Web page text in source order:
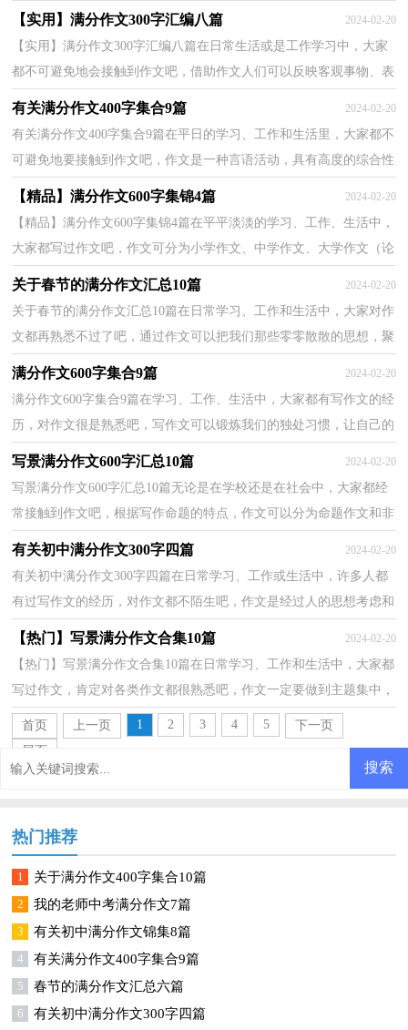
问题来了，到底应如何写一篇优秀的作文呢？下面是小...
【实用】满分作文300字汇编八篇 2024-02-20
【实用】满分作文300字汇编八篇在日常生活或是工作学习中，大家
都不可避免地会接触到作文吧，借助作文人们可以反映客观事物、表
达思想感情、传递知识信息。你所见过的作文是什...
有关满分作文400字集合9篇 2024-02-20
有关满分作文400字集合9篇在平日的学习、工作和生活里，大家都不
可避免地要接触到作文吧，作文是一种言语活动，具有高度的综合性
和创造性。那么，怎么去写作文呢？以下是小编整理的满...
【精品】满分作文600字集锦4篇 2024-02-20
【精品】满分作文600字集锦4篇在平平淡淡的学习、工作、生活中，
大家都写过作文吧，作文可分为小学作文、中学作文、大学作文（论
关于春节的满分作文汇总10篇 2024-02-20
关于春节的满分作文汇总10篇在日常学习、工作和生活中，大家对作
文都再熟悉不过了吧，通过作文可以把我们那些零零散散的思想，聚
集在一块。相信写作文是一个让许多人都头痛的问题...
满分作文600字集合9篇 2024-02-20
满分作文600字集合9篇在学习、工作、生活中，大家都有写作文的经
历，对作文很是熟悉吧，写作文可以锻炼我们的独处习惯，让自己的
心静下来，思考自己未来的方向。那么，怎么去写作文呢？下...
写景满分作文600字汇总10篇 2024-02-20
写景满分作文600字汇总10篇无论是在学校还是在社会中，大家都经
常接触到作文吧，根据写作命题的特点，作文可以分为命题作文和非
命题作文。你所见过的作文是什么样的呢？下面是小编...
有关初中满分作文300字四篇 2024-02-20
有关初中满分作文300字四篇在日常学习、工作或生活中，许多人都
有过写作文的经历，对作文都不陌生吧，作文是经过人的思想考虑和
语言组织，通过文字来表达一个主题意义的记叙方法。...
【热门】写景满分作文合集10篇 2024-02-20
【热门】写景满分作文合集10篇在日常学习、工作和生活中，大家都
写过作文，肯定对各类作文都很熟悉吧，作文一定要做到主题集中，
围绕同一主题作深入阐述，切忌东拉西扯，主题涣散甚至无...
首页 上一页 1 2 3 4 5
下一页
尾页
热门推荐
1 关于满分作文400字集合10篇
2 我的老师中考满分作文7篇
3 有关初中满分作文锦集8篇
4 有关满分作文400字集合9篇
5 春节的满分作文汇总六篇
6 有关初中满分作文300字四篇